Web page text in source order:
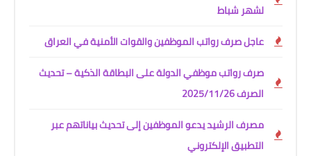
لشهر شباط
عاجل صرف رواتب الموظفين والقوات الأمنية في العراق
صرف رواتب موظفي الدولة على البطاقة الذكية – تحديث
الصرف 2025/11/26
مصرف الرشيد يدعو الموظفين إلى تحديث بياناتهم عبر
التطبيق الإلكتروني